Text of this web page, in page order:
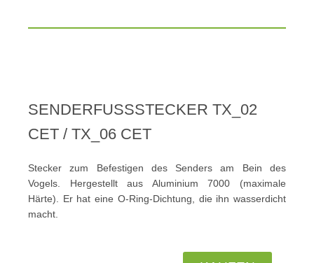
SENDERFUSSSTECKER TX_02
CET / TX_06 CET
Stecker zum Befestigen des Senders am Bein des
Vogels. Hergestellt aus Aluminium 7000 (maximale
Härte). Er hat eine O-Ring-Dichtung, die ihn wasserdicht
macht.